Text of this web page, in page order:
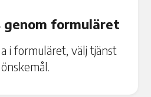
genom formuläret
i formuläret, välj tjänst